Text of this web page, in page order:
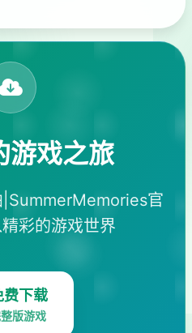
游戏之旅
|SummerMemories官
彩的游戏世界
费下载
版游戏